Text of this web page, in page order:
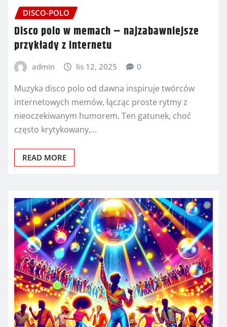
DISCO-POLO
Disco polo w memach – najzabawniejsze
przykłady z internetu
admin lis 12, 2025 0
Muzyka disco polo od dawna inspiruje twórców
internetowych memów, łącząc proste rytmy z
nieoczekiwanym humorem. Ten gatunek, choć
często krytykowany,…
READ MORE